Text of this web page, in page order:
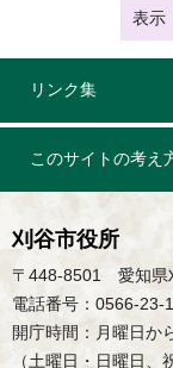
表示
リンク集
このサイトの考え
刈谷市役所
〒448-8501 愛知県
電話番号：0566-23-
開庁時間：月曜日
（土曜日・日曜日、